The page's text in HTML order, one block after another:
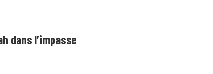
dans l’impasse